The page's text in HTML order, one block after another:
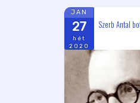
JAN
27
hét
2020
Szerb Antal